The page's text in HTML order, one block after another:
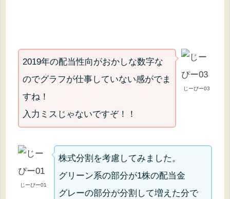
じーぴー03
2019年の配当性向がおかしな数字な
のでグラフが仕事していない感がでま
すね！
入力ミスじゃないですぞ！！
じーぴー01
株式分割を考慮してみました。
グリーン系の部分が1株の配当金
グレーの部分が分割して増えた分で